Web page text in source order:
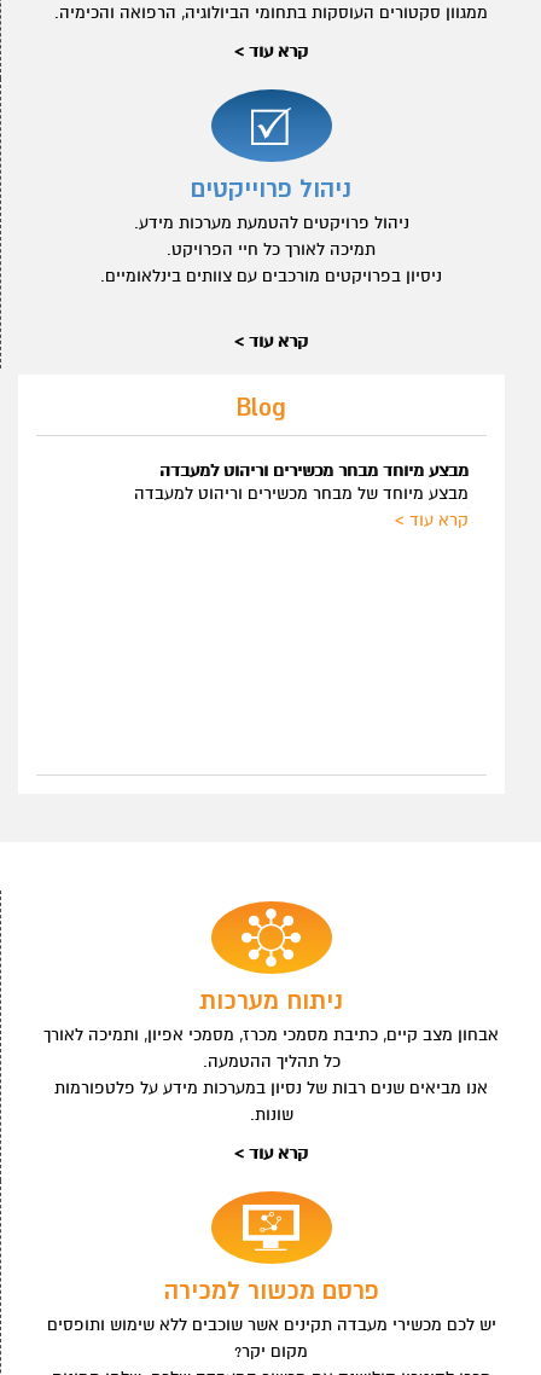
ממגוון סקטורים העוסקות בתחומי הביולוגיה, הרפואה והכימיה.
קרא עוד >
ניהול פרוייקטים
ניהול פרויקטים להטמעת מערכות מידע.
תמיכה לאורך כל חיי הפרויקט.
ניסיון בפרויקטים מורכבים עם צוותים בינלאומיים.
קרא עוד >
Blog
מבצע מיוחד מבחר מכשירים וריהוט למעבדה
מבצע מיוחד של מבחר מכשירים וריהוט למעבדה
קרא עוד >
Pioneering
White paper:
ניתוח מערכות
אבחון מצב קיים, כתיבת מסמכי מכרז, מסמכי אפיון, ותמיכה לאורך
כל תהליך ההטמעה.
אנו מביאים שנים רבות של נסיון במערכות מידע על פלטפורמות
שונות.
קרא עוד >
פרסם מכשור למכירה
יש לכם מכשירי מעבדה תקינים אשר שוכבים ללא שימוש ותופסים
מקום יקר?